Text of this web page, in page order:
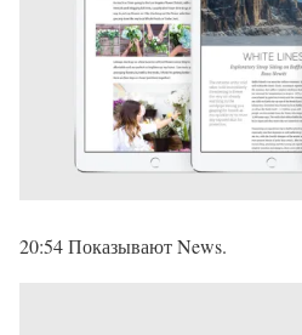
20:54 Показывают News.